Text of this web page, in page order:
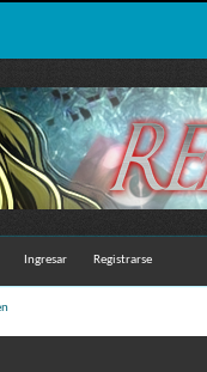
Ingresar Registrarse